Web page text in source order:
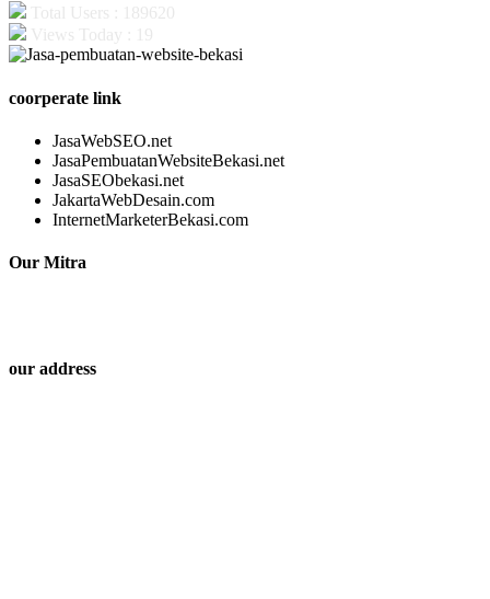
coorperate link
JasaWebSEO.net
JasaPembuatanWebsiteBekasi.net
JasaSEObekasi.net
JakartaWebDesain.com
InternetMarketerBekasi.com
Our Mitra
our address